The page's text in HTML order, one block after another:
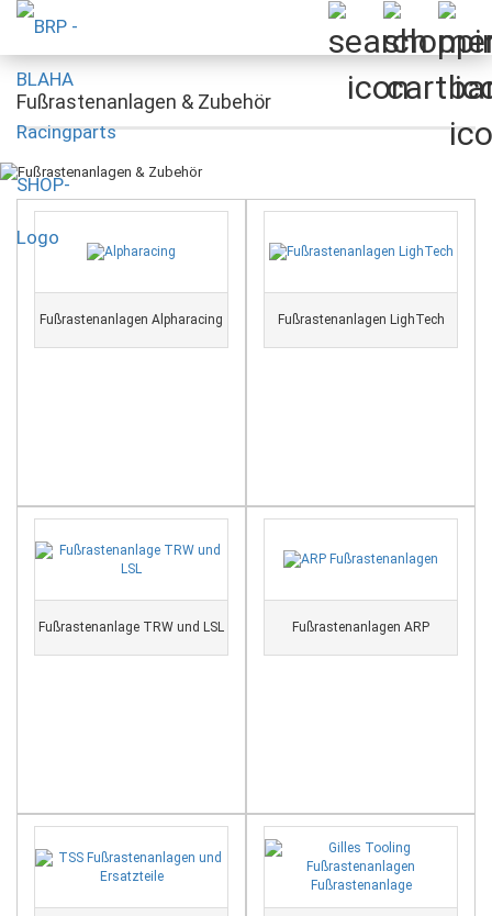
Fußrastenanlagen & Zubehör
Fußrastenanlagen Alpharacing Fußrastenanlagen LighTech
Fußrastenanlage TRW und LSL Fußrastenanlagen ARP